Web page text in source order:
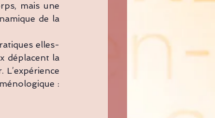
mais une
de la
elles-
déplacent la
L’expérience
: